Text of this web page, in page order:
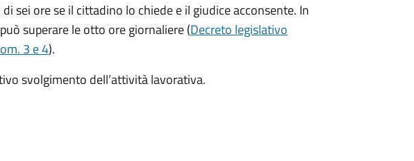
sei ore se il cittadino lo chiede e il giudice acconsente. In
superare le otto ore giornaliere (Decreto legislativo
3 e 4).
svolgimento dell’attività lavorativa.